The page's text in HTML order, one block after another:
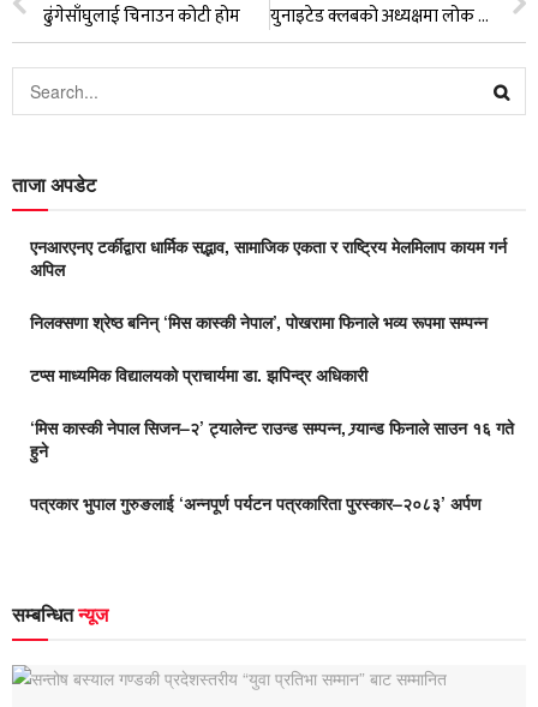
ढुंगेसाँघुलाई चिनाउन कोटी होम युनाइटेड क्लबको अध्यक्षमा लोक बहादुर थापा
ताजा अपडेट
एनआरएनए टर्कीद्वारा धार्मिक सद्भाव, सामाजिक एकता र राष्ट्रिय मेलमिलाप कायम गर्न
अपिल
निलक्सणा श्रेष्ठ बनिन् ‘मिस कास्की नेपाल’, पोखरामा फिनाले भव्य रूपमा सम्पन्न
टप्स माध्यमिक विद्यालयको प्राचार्यमा डा. झपिन्द्र अधिकारी
‘मिस कास्की नेपाल सिजन–२’ ट्यालेन्ट राउन्ड सम्पन्न, ग्र्यान्ड फिनाले साउन १६ गते
हुने
पत्रकार भुपाल गुरुङलाई ‘अन्नपूर्ण पर्यटन पत्रकारिता पुरस्कार–२०८३’ अर्पण
सम्बन्धितन्यूज